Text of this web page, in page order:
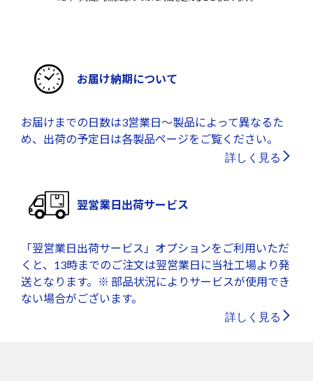
お届け納期について
お届けまでの日数は3営業日～製品によって異なるた
め、出荷の予定日は各製品ページをご覧ください。
詳しく見る
翌営業日出荷サービス
「翌営業日出荷サービス」オプションをご利用いただ
くと、13時までのご注文は翌営業日に当社工場より発
送となります。※ 部品状況によりサービスが使用でき
ない場合がございます。
詳しく見る